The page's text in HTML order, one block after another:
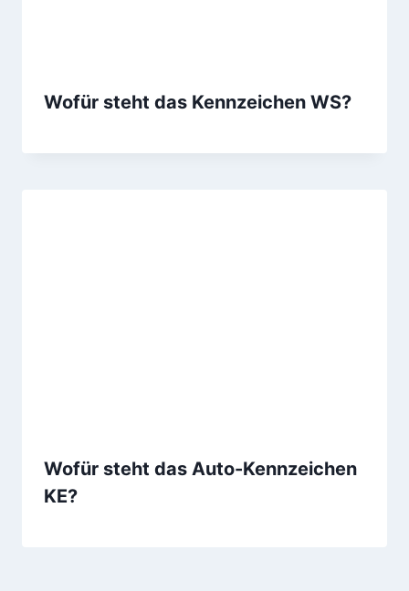
Wofür steht das Kennzeichen WS?
Wofür steht das Auto-Kennzeichen
KE?